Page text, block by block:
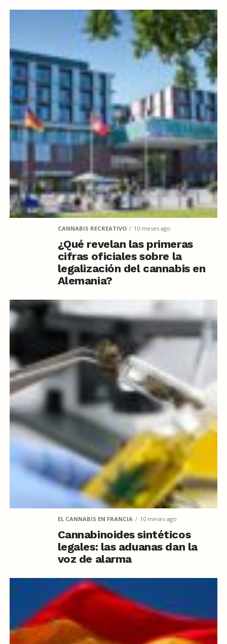
CANNABIS RECREATIVO 10 meses ago
¿Qué revelan las primeras
cifras oficiales sobre la
legalización del cannabis en
Alemania?
EL CANNABIS EN FRANCIA 10 meses ago
Cannabinoides sintéticos
legales: las aduanas dan la
voz de alarma